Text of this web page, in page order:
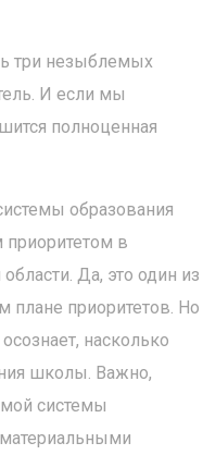
три незыблемых
И если мы
полноценная
образования
в
Да, это один из
плане приоритетов. Но
насколько
школы. Важно,
системы